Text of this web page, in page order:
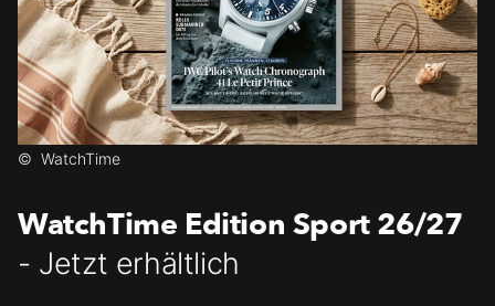
© WatchTime
WatchTime Edition Sport 26/27
- Jetzt erhältlich